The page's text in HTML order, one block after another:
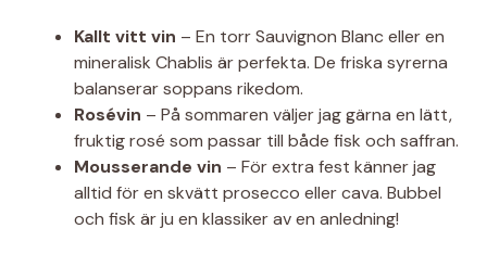
Kallt vitt vin – En torr Sauvignon Blanc eller en
mineralisk Chablis är perfekta. De friska syrerna
balanserar soppans rikedom.
Rosévin – På sommaren väljer jag gärna en lätt,
fruktig rosé som passar till både fisk och saffran.
Mousserande vin – För extra fest känner jag
alltid för en skvätt prosecco eller cava. Bubbel
och fisk är ju en klassiker av en anledning!